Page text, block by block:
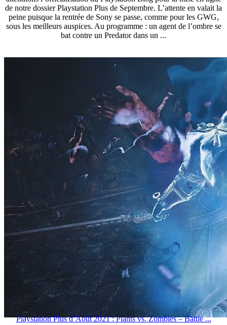
de notre dossier Playstation Plus de Septembre. L’attente en valait la
peine puisque la rentrée de Sony se passe, comme pour les GWG,
sous les meilleurs auspices. Au programme : un agent de l’ombre se
bat contre un Predator dans un ...
Playstation Plus d’Août 2021 : Plants vs. Zombies – Battle ...